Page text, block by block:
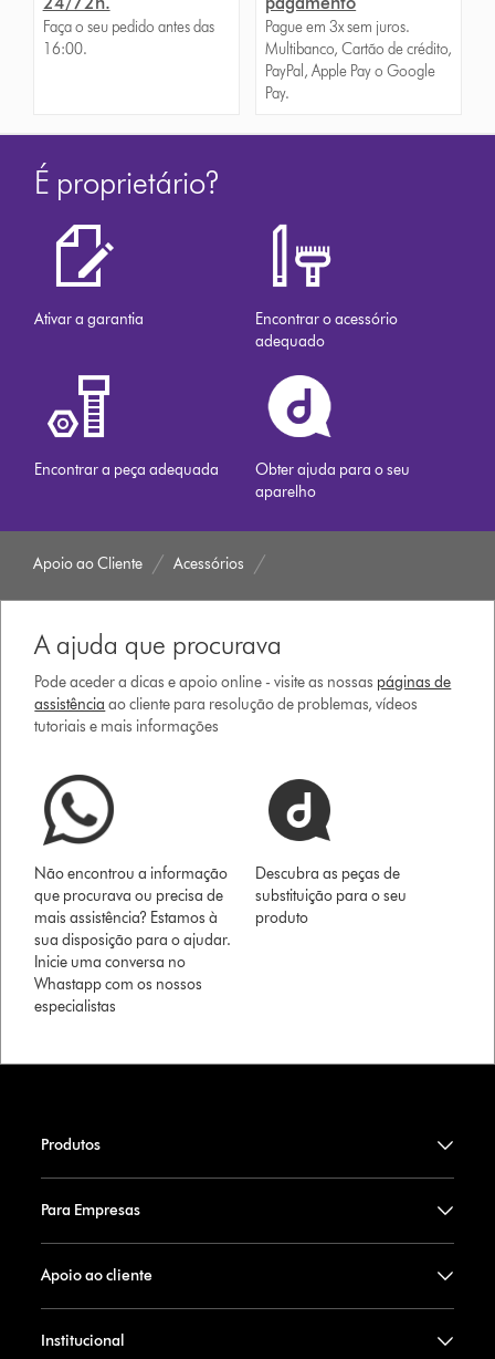
Faça o seu pedido antes das
16:00.
Pague em 3x sem juros.
Multibanco, Cartão de crédito,
PayPal, Apple Pay o Google
Pay.
É proprietário?
Ativar a garantia
Encontrar o acessório
adequado
Encontrar a peça adequada
Obter ajuda para o seu
aparelho
Apoio ao Cliente Acessórios
A ajuda que procurava
Pode aceder a dicas e apoio online - visite as nossas páginas de
assistência ao cliente para resolução de problemas, vídeos
tutoriais e mais informações
Não encontrou a informação
que procurava ou precisa de
mais assistência? Estamos à
sua disposição para o ajudar.
Inicie uma conversa no
Whastapp com os nossos
especialistas
Descubra as peças de
substituição para o seu
produto
Produtos
Para Empresas
Apoio ao cliente
Institucional